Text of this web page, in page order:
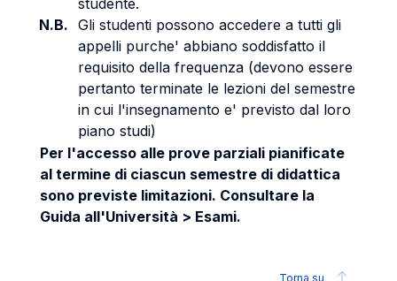
studente.
N.B. Gli studenti possono accedere a tutti gli
appelli purche' abbiano soddisfatto il
requisito della frequenza (devono essere
pertanto terminate le lezioni del semestre
in cui l'insegnamento e' previsto dal loro
piano studi)
Per l'accesso alle prove parziali pianificate
al termine di ciascun semestre di didattica
sono previste limitazioni. Consultare la
Guida all'Università > Esami.
Torna su